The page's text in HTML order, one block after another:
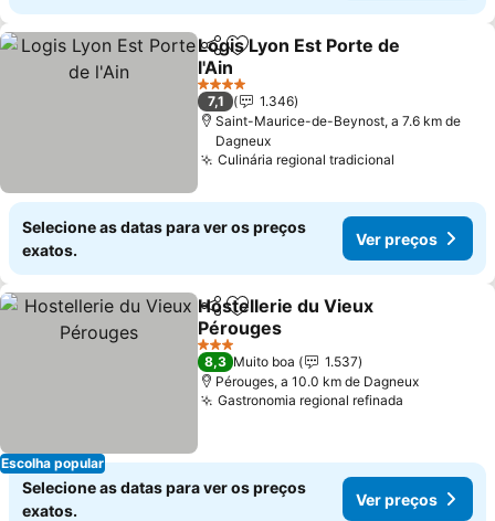
PartilharAdicionar aos favoritos
Logis Lyon Est Porte de
l'Ain
Ver preços
4 Estrelas
7,1
1.346
Saint-Maurice-de-Beynost, a 7.6 km de
Dagneux
Culinária regional tradicional
Selecione as datas para ver os preços
exatos.
Ver preços
Escolha popular
PartilharAdicionar aos favoritos
Hostellerie du Vieux
Pérouges
Ver preços
3 Estrelas
8,3 Muito boa
1.537
Pérouges, a 10.0 km de Dagneux
Gastronomia regional refinada
Selecione as datas para ver os preços
exatos.
Ver preços